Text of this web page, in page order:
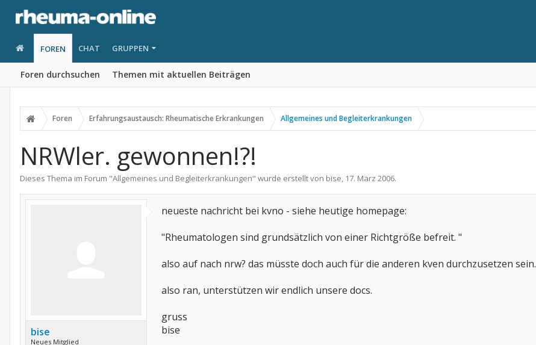
FOREN
Foren durchsuchen Themen mit aktuellen Beiträgen
CHAT GRUPPEN
Foren Erfahrungsaustausch: Rheumatische Erkrankungen Allgemeines und Begleiterkrankungen
NRWler. gewonnen!?!
Dieses Thema im Forum "Allgemeines und Begleiterkrankungen" wurde erstellt von bise, 17. März 2006.
bise
Neues Mitglied
neueste nachricht bei kvno - siehe heutige homepage:
"Rheumatologen sind grundsätzlich von einer Richtgröße befreit. "
also auf nach nrw? das müsste doch auch für die anderen kven durchzusetzen sein.
also ran, unterstützen wir endlich unsere docs.
gruss
bise